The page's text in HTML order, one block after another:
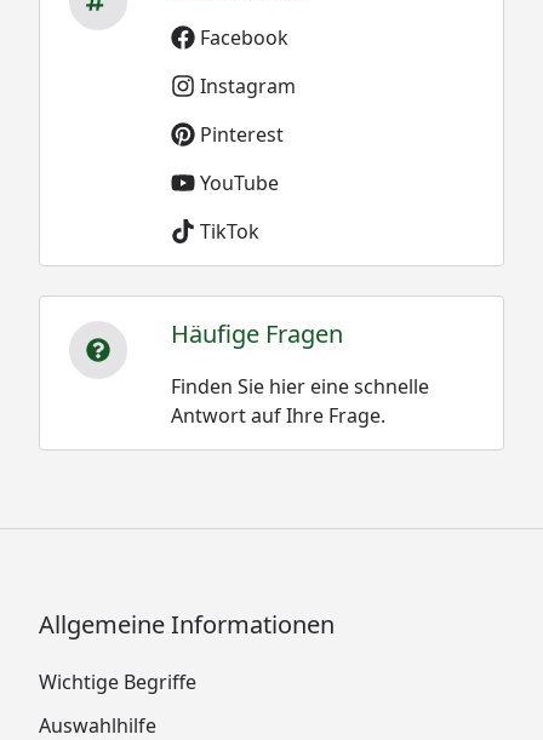
Facebook
Instagram
Pinterest
YouTube
TikTok
Häufige Fragen
Finden Sie hier eine schnelle
Antwort auf Ihre Frage.
Allgemeine Informationen
Wichtige Begriffe
Auswahlhilfe